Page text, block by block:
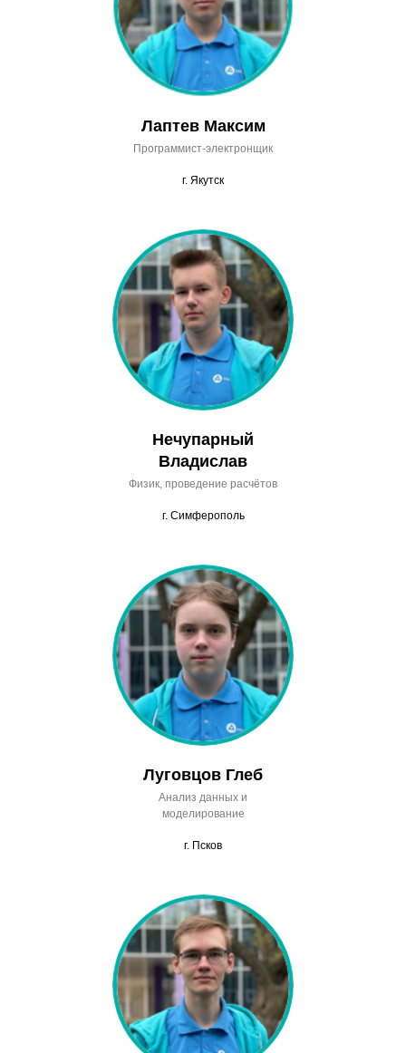
Лаптев Максим
Программист-электронщик
г. Якутск
Нечупарный
Владислав
Физик, проведение расчётов
г. Симферополь
Луговцов Глеб
Анализ данных и
моделирование
г. Псков